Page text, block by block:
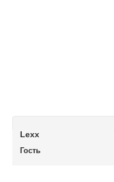
Lexx
Гость